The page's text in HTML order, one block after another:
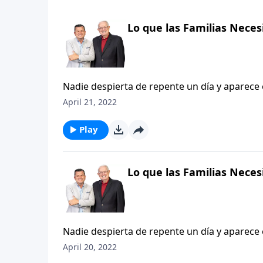
Lo que las Familias
Nadie despierta de repente un día y
padre soltero o una pareja con hijos
universidad, o quizás usted ya está
la prosperidad familiar bajo el mismo
familias pueden seguir. La pregunta es:
April 21, 2022
Play
Lo que las Familias
Nadie despierta de repente un día y
padre soltero o una pareja con hijos
April 20, 2022